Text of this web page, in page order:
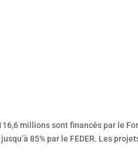
millions sont financés par le
85% par le FEDER. Les